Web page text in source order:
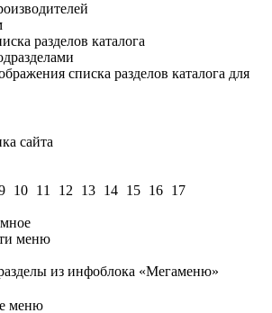
разделов каталога
списка разделов каталога для
сайта
10 11 12 13 14 15 16 17
меню
из инфоблока «Мегаменю»
меню